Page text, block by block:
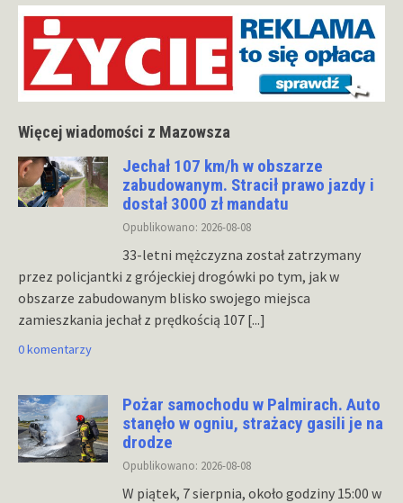
Więcej wiadomości z Mazowsza
Jechał 107 km/h w obszarze
zabudowanym. Stracił prawo jazdy i
dostał 3000 zł mandatu
Opublikowano: 2026-08-08
33-letni mężczyzna został zatrzymany
przez policjantki z grójeckiej drogówki po tym, jak w
obszarze zabudowanym blisko swojego miejsca
zamieszkania jechał z prędkością 107 [...]
0 komentarzy
Pożar samochodu w Palmirach. Auto
stanęło w ogniu, strażacy gasili je na
drodze
Opublikowano: 2026-08-08
W piątek, 7 sierpnia, około godziny 15:00 w